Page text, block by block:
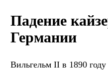
Падение
Германии
Вильгельм II в 1890